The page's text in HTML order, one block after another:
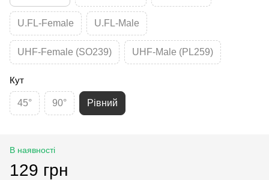
U.FL-Female U.FL-Male
UHF-Female (SO239) UHF-Male (PL259)
Кут
45° 90° Рівний
В наявності
129 грн